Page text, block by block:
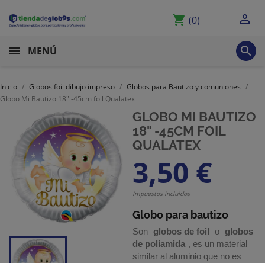
shopping_cart (0) 
MENÚ 
Inicio Globos foil dibujo impreso
Globos para Bautizo y comuniones
Globo Mi Bautizo 18" -45cm foil Qualatex
GLOBO MI BAUTIZO
18" -45CM FOIL
QUALATEX
3,50 €
Impuestos incluidos
Globo para bautizo
Son globos de foil o globos
de poliamida , es un material
similar al aluminio que no es